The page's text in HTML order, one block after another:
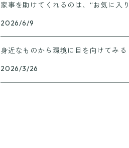
家事を助けてくれるのは、“お気に入
2026/6/9
身近なものから環境に目を向けてみる
2026/3/26